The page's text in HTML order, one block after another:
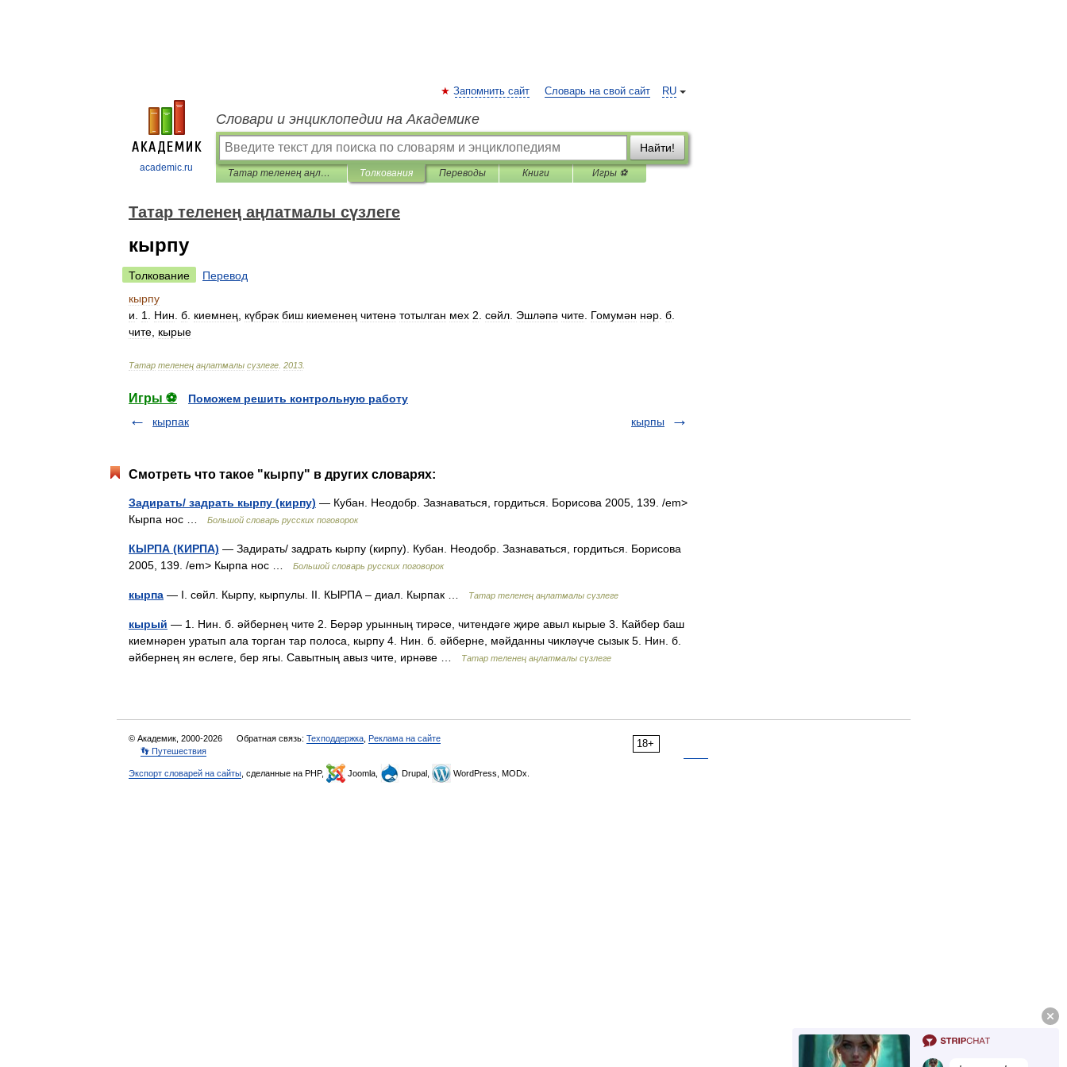
academic.ru
RU
Запомнить сайт Словарь на свой сайт
Словари и энциклопедии на Академике
Найти!
Татар теленең аңлатмалы сүзлеге Толкования Переводы Книги Игры ⚽
Татар теленең аңлатмалы сүзлеге
кырпу
Толкование
Перевод
кырпу
и
1 Нин б киемнең күбрәк биш киеменең читенә тотылган мех 2 сөйл Эшләпә чите Гомумән нәр б
чите кырые
Татар теленең аңлатмалы сүзлеге 2013
Игры ⚽
Поможем решить контрольную работу
кырпак
кырпы
Смотреть что такое "кырпу" в других словарях:
Задирать/ задрать кырпу (кирпу) — Кубан. Неодобр. Зазнаваться, гордиться. Борисова 2005, 139. /em>
Кырпа нос …
Большой словарь русских поговорок
КЫРПА (КИРПА) — Задирать/ задрать кырпу (кирпу). Кубан. Неодобр. Зазнаваться, гордиться. Борисова
2005, 139. /em> Кырпа нос …
Большой словарь русских поговорок
кырпа — I. сөйл. Кырпу, кырпулы. II. КЫРПА – диал. Кырпак … Татар теленең аңлатмалы сүзлеге
кырый — 1. Нин. б. әйбернең чите 2. Берәр урынның тирәсе, читендәге җире авыл кырые 3. Кайбер баш
киемнәрен уратып ала торган тар полоса, кырпу 4. Нин. б. әйберне, мәйданны чикләүче сызык 5. Нин. б.
әйбернең ян өслеге, бер ягы. Савытның авыз чите, ирнәве …
Татар теленең аңлатмалы сүзлеге
18+
© Академик, 2000-2026 Обратная связь: Техподдержка Реклама на сайте
👣 Путешествия
Экспорт словарей на сайты , сделанные на PHP, Joomla, Drupal, WordPress, MODx.